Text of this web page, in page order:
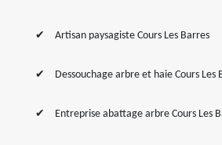
Artisan paysagiste Cours Les Barres
Dessouchage arbre et haie Cours Les
Entreprise abattage arbre Cours Les